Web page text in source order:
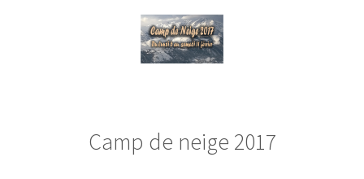
Camp de neige 2017